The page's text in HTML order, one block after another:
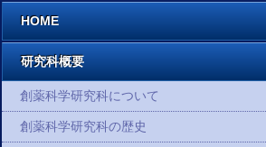
HOME
研究科概要
創薬科学研究科について
創薬科学研究科の歴史